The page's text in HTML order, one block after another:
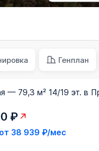
Генплан
— 79,3 м² 14/19 эт. в
₽
38 939 ₽/мес